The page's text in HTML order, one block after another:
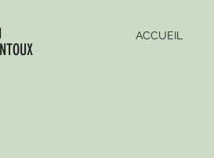
ACCUEIL